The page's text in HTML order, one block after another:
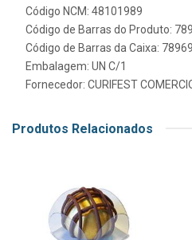
Código NCM: 48101989
Código de Barras do Produto:
Código de Barras da Caixa:
Embalagem: UN C/1
Fornecedor: CURIFEST
Produtos Relacionados